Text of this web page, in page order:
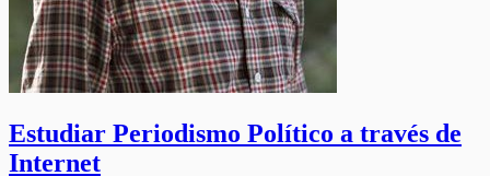
Estudiar Periodismo Político a través de
Internet